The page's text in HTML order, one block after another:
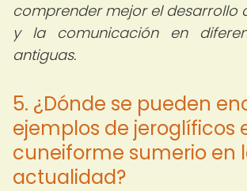
comprender mejor el desarrollo
y la comunicación en
antiguas.
5. ¿Dónde se pueden
ejemplos de jeroglíficos
cuneiforme sumerio en
actualidad?